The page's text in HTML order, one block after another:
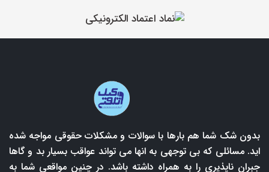
بدون شک شما هم بارها با سوالات و مشکلات حقوقی مواجه شده
اید. مسائلی که بی توجهی به انها می تواند عواقب بسیار بد و گاها
جبران ناپذیری را به همراه داشته باشد. در چنین مواقعی شما به